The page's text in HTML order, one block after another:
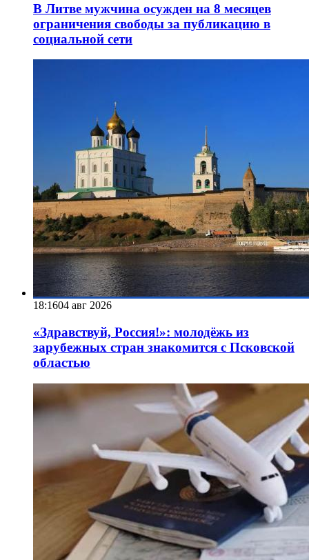
В Литве мужчина осужден на 8 месяцев
ограничения свободы за публикацию в
социальной сети
18:1604 авг 2026
«Здравствуй, Россия!»: молодёжь из
зарубежных стран знакомится с Псковской
областью